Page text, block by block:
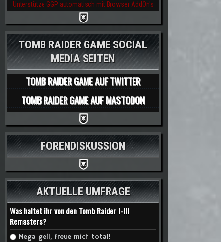
Unterstütze GGP automatisch mit Browser AddOn's
TOMB RAIDER GAME SOCIAL
MEDIA SEITEN
TOMB RAIDER GAME AUF TWITTER
TOMB RAIDER GAME AUF MASTODON
FORENDISKUSSION
AKTUELLE UMFRAGE
Was haltet ihr von den Tomb Raider I-III
Remasters?
Auswahlmöglichkeiten
Mega geil, freue mich total!